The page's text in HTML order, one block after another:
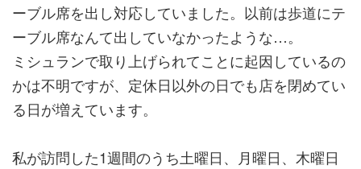
ーブル席を出し対応していました。以前は歩道にテ
ーブル席なんて出していなかったような…。
ミシュランで取り上げられてことに起因しているの
かは不明ですが、定休日以外の日でも店を閉めてい
る日が増えています。
私が訪問した1週間のうち土曜日、月曜日、木曜日